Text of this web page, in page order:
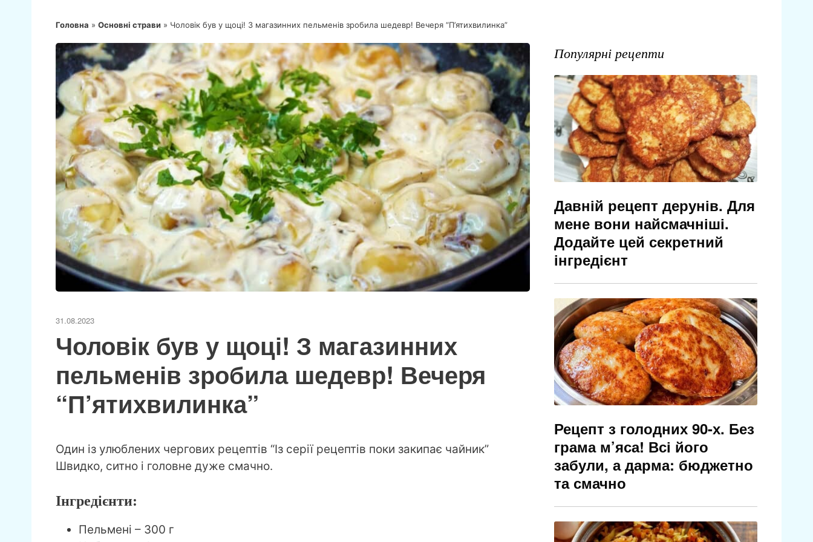
Головна » Основні страви » Чоловік був у щоці! З магазинних пельменів зробила шедевр! Вечеря “П’ятихвилинка”
31.08.2023
Чоловік був у щоці! З магазинних
пельменів зробила шедевр! Вечеря
“П’ятихвилинка”
Один із улюблених чергових рецептів “Із серії рецептів поки закипає чайник”
Швидко, ситно і головне дуже смачно.
Інгредієнти:
Пельмені – 300 г
Популярні рецепти
Давній рецепт дерунів. Для
мене вони найсмачніші.
Додайте цей секретний
інгредієнт
Рецепт з голодних 90-х. Без
грама м’яса! Всі його
забули, а дарма: бюджетно
та смачно